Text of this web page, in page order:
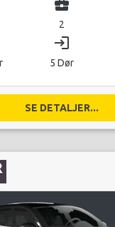
business_center
2
login
5 Dør
SE DETALJER...